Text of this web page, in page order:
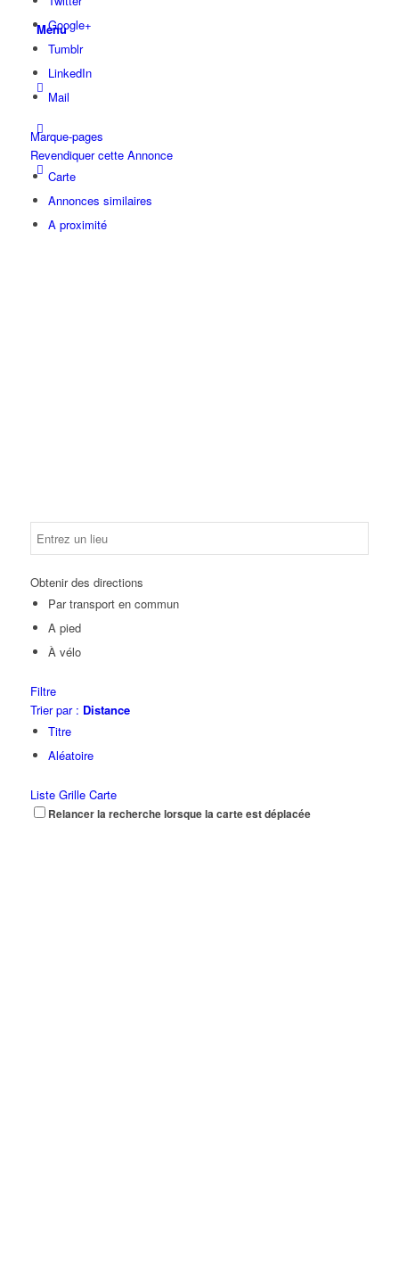
Menu
Google+
Tumblr
LinkedIn
Mail
Marque-pages
Revendiquer cette Annonce
Carte
Annonces similaires
A proximité
Obtenir des directions
Par transport en commun
A pied
À vélo
Filtre
Trier par : Distance
Titre
Aléatoire
Liste Grille Carte
Relancer la recherche lorsque la carte est déplacée